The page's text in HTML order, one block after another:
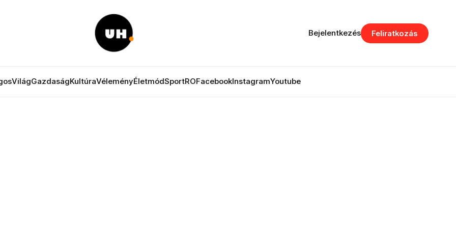
VilágGazdaságKultúraVéleményÉletmódSportROFacebookInstagramYoutube
Bejelentkezés Feliratkozás